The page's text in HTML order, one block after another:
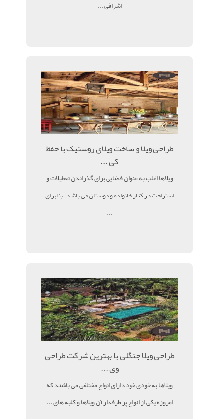
اشرافی ...
طراحی ویلا و ساخت ویلای روستیک با حفظ
کی ...
ویلاها اغلب به عنوان فضایی برای گذراندن تعطیلات و
استراحت در کنار خانواده و دوستان می باشد . بنابرای
...
طراحی ویلا جنگلی با بهترین شرکت طراحی
وی ...
ویلاها به خودی خود دارای انواع مختلفی می باشند که
امروزه یکی از انواع پر طرفدار آن ویلاها و کلبه های ...